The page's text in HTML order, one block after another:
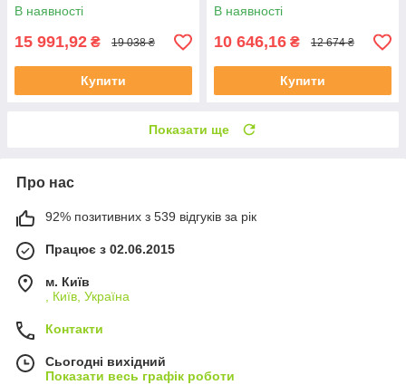
В наявності
15 991,92 ₴ 19 038 ₴
Купити
В наявності
10 646,16 ₴ 12 674 ₴
Купити
Показати ще
Про нас
92% позитивних з 539 відгуків за рік
Працює з 02.06.2015
м. Київ
, Київ, Україна
Контакти
Сьогодні вихідний
Показати весь графік роботи